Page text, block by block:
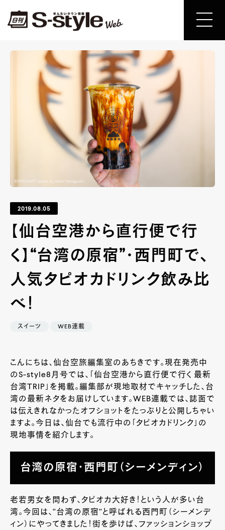
2019.08.05
【仙台空港から直行便で行
く】“台湾の原宿”・西門町で、
人気タピオカドリンク飲み比
べ！
スイーツ WEB連載
こんにちは、仙台空旅編集室のあちきです。現在発売中
のS-style8月号では、「仙台空港から直行便で行く 最新
台湾TRIP」を掲載。編集部が現地取材でキャッチした、台
湾の最新ネタをお届けしています。WEB連載では、誌面で
は伝えきれなかったオフショットをたっぷりと公開しちゃい
ますよ。今日は、仙台でも流行中の「タピオカドリンク」の
現地事情を紹介します。
台湾の原宿・西門町（シーメンディン）
老若男女を問わず、タピオカ大好き！という人が多い台
湾。今回は、“台湾の原宿”と呼ばれる西門町（シーメンデ
ィン）にやってきました！街を歩けば、ファッションショップ